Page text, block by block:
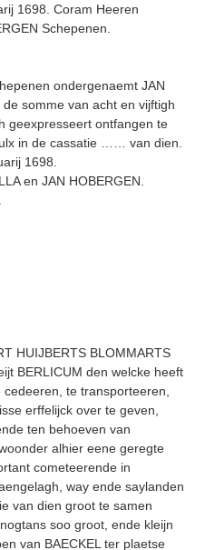
1698. Coram Heeren
Schepenen.
ondergenaemt JAN
somme van acht en vijftigh
geexpresseert ontfangen te
in de cassatie …… van dien.
1698.
en JAN HOBERGEN.
HUIJBERTS BLOMMARTS
BERLICUM den welcke heeft
te transporteeren,
erffelijck over te geven,
ten behoeven van
alhier eene geregte
cometeerende in
way ende saylanden
van dien groot te samen
soo groot, ende kleijn
van BAECKEL ter plaetse